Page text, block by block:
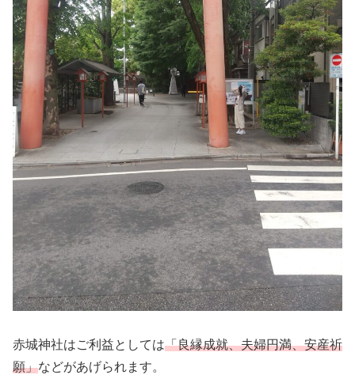
赤城神社はご利益としては「良縁成就、夫婦円満、安産祈
願」などがあげられます。